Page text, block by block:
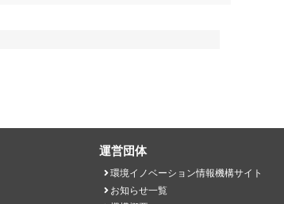
運営団体
環境イノベーション情報機構サイト
お知らせ一覧